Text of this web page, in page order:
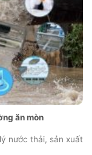
ăn mòn
nước thải, sản xuất